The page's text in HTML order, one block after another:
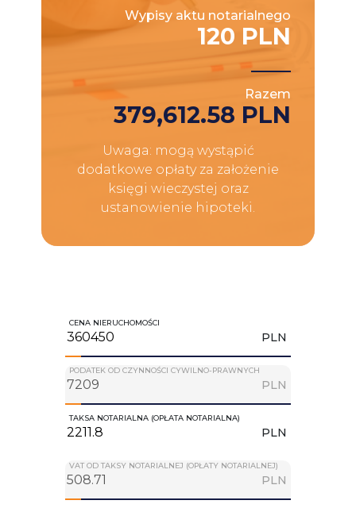
Wypisy aktu notarialnego
120 PLN
Razem
379,612.58 PLN
Uwaga: mogą wystąpić
dodatkowe opłaty za założenie
księgi wieczystej oraz
ustanowienie hipoteki.
CENA NIERUCHOMOŚCI
PLN
PODATEK OD CZYNNOŚCI CYWILNO-PRAWNYCH
PLN
TAKSA NOTARIALNA (OPŁATA NOTARIALNA)
PLN
VAT OD TAKSY NOTARIALNEJ (OPŁATY NOTARIALNEJ)
PLN